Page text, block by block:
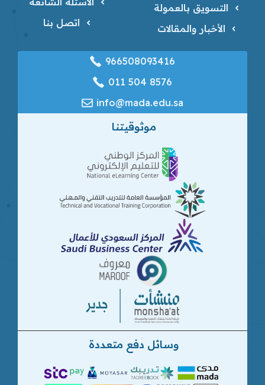
التسويق بالعمولة
الأخبار والمقالات
اتصل بنا
966508093416
‎011 504 8576
info@mada.edu.sa
موثوقيتنا
وسائل دفع متعددة